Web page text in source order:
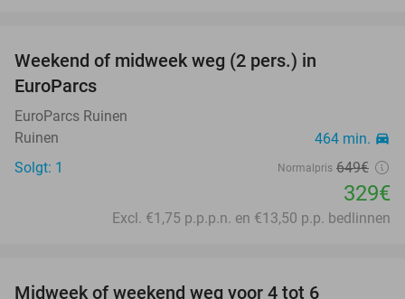
Weekend of midweek weg (2 pers.) in
EuroParcs
EuroParcs Ruinen
Ruinen
464 min. directions_car
Solgt: 1 Normalpris 649€
329€
Excl. €1,75 p.p.p.n. en €13,50 p.p. bedlinnen
Midweek of weekend weg voor 4 tot 6